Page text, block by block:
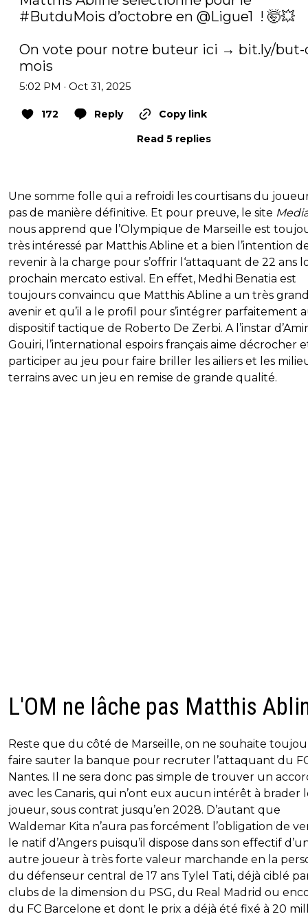
#ButduMois d’octobre en @Ligue1
  ! 🤯💥
On vote pour notre buteur ici → bit.ly/but-
mois
5:02 PM · Oct 31, 2025
172 Reply
Copy link
Read 5 replies
Une somme folle qui a refroidi les courtisans du
pas de manière définitive. Et pour preuve, le site
nous apprend que l’Olympique de Marseille est
très intéressé par Matthis Abline et a bien l’intention
revenir à la charge pour s’offrir l‘attaquant de 22 ans
prochain mercato estival. En effet, Medhi Benatia est
toujours convaincu que Matthis Abline a un très
avenir et qu’il a le profil pour s’intégrer parfaitement
dispositif tactique de Roberto De Zerbi. A l’instar
Gouiri, l’international espoirs français aime décrocher
participer au jeu pour faire briller les ailiers et les
terrains avec un jeu en remise de grande qualité.
L'OM ne lâche pas Matthis
Reste que du côté de Marseille, on ne souhaite
faire sauter la banque pour recruter l’attaquant du
Nantes. Il ne sera donc pas simple de trouver un
avec les Canaris, qui n’ont eux aucun intérêt à brader
joueur, sous contrat jusqu’en 2028. D’autant que
Waldemar Kita n’aura pas forcément l’obligation de
le natif d’Angers puisqu’il dispose dans son effectif
autre joueur à très forte valeur marchande en la
du défenseur central de 17 ans Tylel Tati, déjà ciblé
clubs de la dimension du PSG, du Real Madrid ou
du FC Barcelone et dont le prix a déjà été fixé à 20